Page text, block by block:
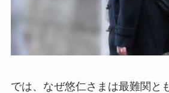
では、なぜ悠仁さまは最難関と